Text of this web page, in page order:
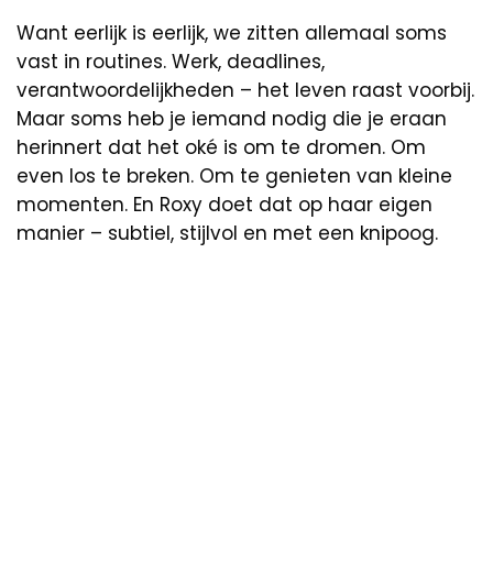
Want eerlijk is eerlijk, we zitten allemaal soms
vast in routines. Werk, deadlines,
verantwoordelijkheden – het leven raast voorbij.
Maar soms heb je iemand nodig die je eraan
herinnert dat het oké is om te dromen. Om
even los te breken. Om te genieten van kleine
momenten. En Roxy doet dat op haar eigen
manier – subtiel, stijlvol en met een knipoog.